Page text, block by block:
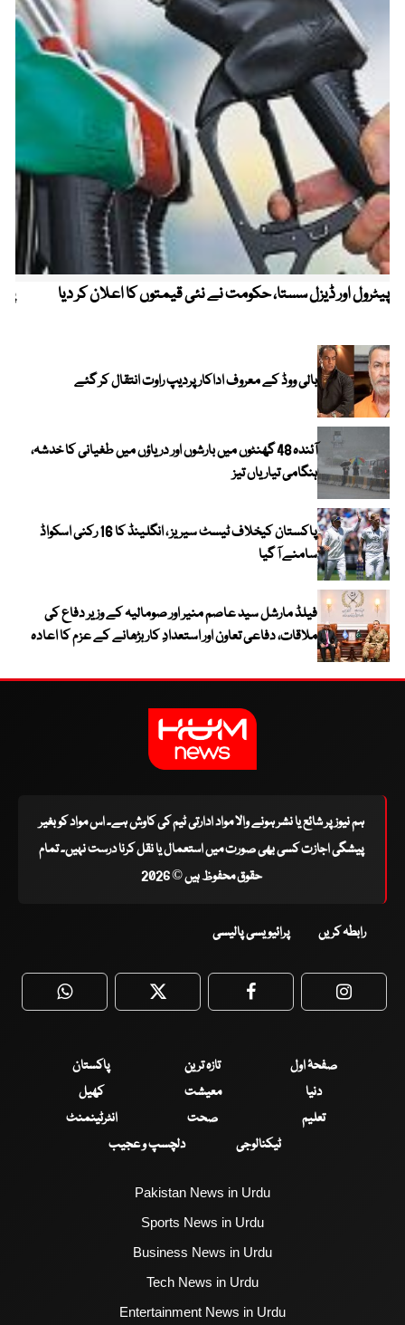
پیٹرول اور ڈیزل سستا، حکومت نے نئی قیمتوں کا اعلان کر دیا
بالی ووڈ کے معروف اداکار پردیپ راوت انتقال کر گئے
آئندہ 48 گھنٹوں میں بارشوں اور دریاؤں میں طغیانی کا خدشہ،
ہنگامی تیاریاں تیز
پاکستان کیخلاف ٹیسٹ سیریز ، انگلینڈ کا 16 رکنی اسکواڈ
سامنے آ گیا
فیلڈ مارشل سید عاصم منیر اور صومالیہ کے وزیر دفاع کی
ملاقات، دفاعی تعاون اور استعدادِ کار بڑھانے کے عزم کا اعادہ
ہم نیوز پر شائع یا نشر ہونے والا مواد ادارتی ٹیم کی کاوش ہے۔ اس مواد کو بغیر
پیشگی اجازت کسی بھی صورت میں استعمال یا نقل کرنا درست نہیں۔ تمام
حقوق محفوظ ہیں © 2026
رابطہ کریں پرائیویسی پالیسی
WhatsApp Twitter Facebook
صفحۂ اول تازہ ترین
پاکستان
دنیا
معیشت
کھیل
تعلیم
صحت
انٹرٹینمنٹ
ٹیکنالوجی
دلچسپ و عجیب
Pakistan News in Urdu
Sports News in Urdu
Business News in Urdu
Tech News in Urdu
Entertainment News in Urdu